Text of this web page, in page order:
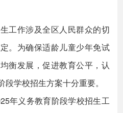
作涉及全区人民群众的切
。为确保适龄儿童少年免试
衡发展，促进教育公平，认
学校招生方案十分重要。
义务教育阶段学校招生工